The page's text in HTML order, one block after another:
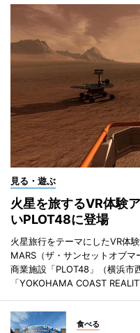
見る・遊ぶ
火星を旅するVR体験
いPLOT48に登場
火星旅行をテーマにしたVR体
MARS（ザ・サンセットオブ
商業施設「PLOT48」（横浜市
「YOKOHAMA COAST
食べる